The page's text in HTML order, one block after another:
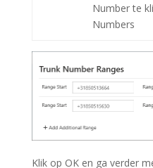
Number te
Numbers
Klik op OK en ga verder